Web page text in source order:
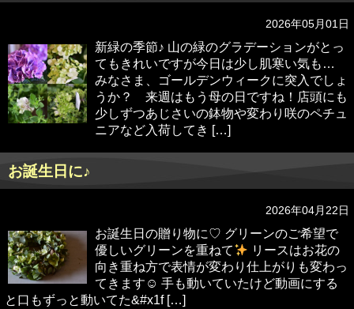
2026年05月01日
新緑の季節♪ 山の緑のグラデーションがとっ
てもきれいですが今日は少し肌寒い気も…
みなさま、ゴールデンウィークに突入でしょ
うか？ 来週はもう母の日ですね！店頭にも
少しずつあじさいの鉢物や変わり咲のペチュ
ニアなど入荷してき […]
お誕生日に♪
2026年04月22日
お誕生日の贈り物に♡ グリーンのご希望で
優しいグリーンを重ねて
リースはお花の
向き重ね方で表情が変わり仕上がりも変わっ
てきます☺︎ 手も動いていたけど動画にする
と口もずっと動いてた&#x1f […]